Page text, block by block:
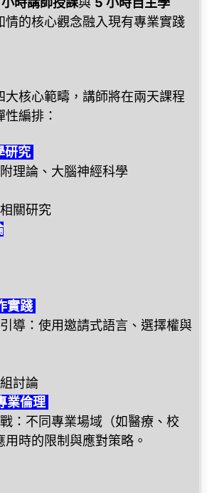
情的核心觀念融入現有專業實踐
大核心範疇，講師將在兩天課程
編排：
研究
理論、大腦神經科學
關研究
實踐
導：使用邀請式語言、選擇權與
討論
業倫理
：不同專業場域（如醫療、校
用時的限制與應對策略。